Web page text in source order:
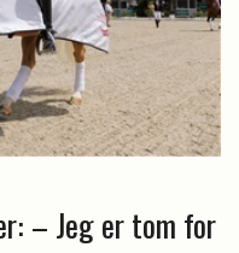
– Jeg er tom for